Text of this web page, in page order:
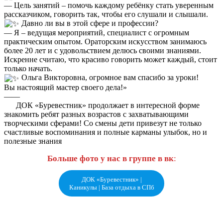
— Цель занятий – помочь каждому ребёнку стать уверенным
рассказчиком, говорить так, чтобы его слушали и слышали.
Давно ли вы в этой сфере и профессии?
— Я – ведущая мероприятий, специалист с огромным
практическим опытом. Ораторским искусством занимаюсь
более 20 лет и с удовольствием делюсь своими знаниями.
Искренне считаю, что красиво говорить может каждый, стоит
только начать.
Ольга Викторовна, огромное вам спасибо за уроки!
Вы настоящий мастер своего дела!»
——
ДОК «Буревестник» продолжает в интересной форме
знакомить ребят разных возрастов с захватывающими
творческими сферами! Со смены дети привезут не только
счастливые воспоминания и полные карманы улыбок, но и
полезные знания
Больше фото у нас в группе в вк:
ДОК «Буревестник» |
Каникулы | База отдыха в СПб